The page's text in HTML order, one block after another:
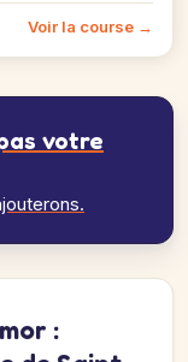
Voir la course →
votre
: